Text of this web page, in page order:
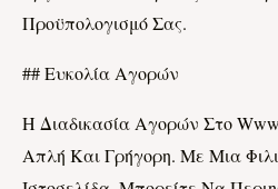
Προϋπολογισμό Σας.
## Ευκολία Αγορών
Η Διαδικασία Αγορών Στο
Απλή Και Γρήγορη. Με Μια